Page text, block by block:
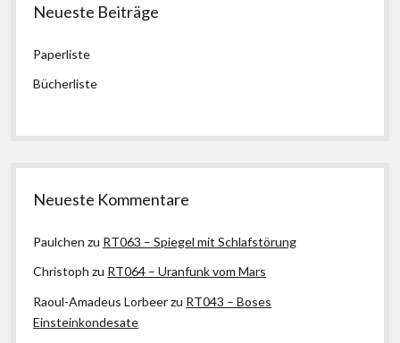
Neueste Beiträge
Paperliste
Bücherliste
Neueste Kommentare
Paulchen zu RT063 – Spiegel mit Schlafstörung
Christoph zu RT064 – Uranfunk vom Mars
Raoul-Amadeus Lorbeerzu RT043 – Boses
Einsteinkondesate